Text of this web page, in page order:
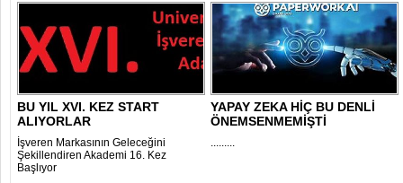
BU YIL XVI. KEZ START
ALIYORLAR
İşveren Markasının Geleceğini
Şekillendiren Akademi 16. Kez
Başlıyor
YAPAY ZEKA HİÇ BU DENLİ
ÖNEMSENMEMİŞTİ
.........